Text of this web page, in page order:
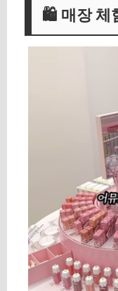
🛍️ 매장 체